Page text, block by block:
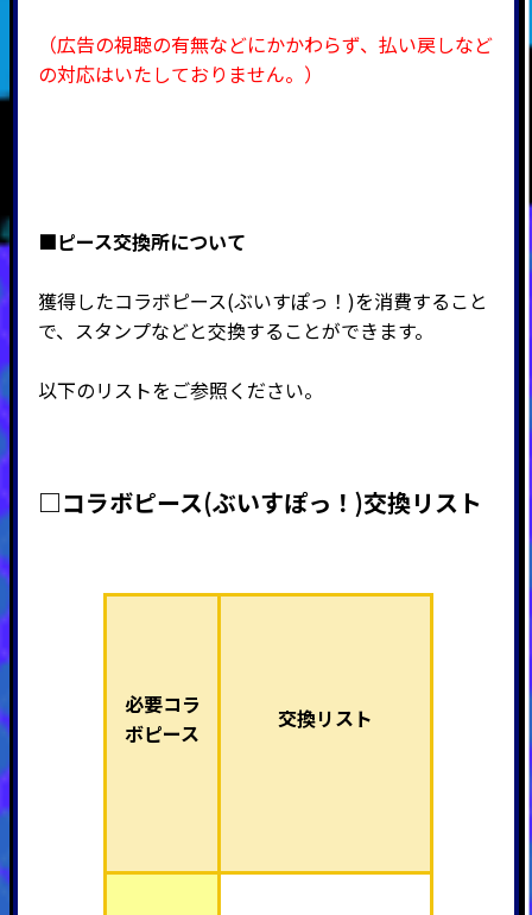
（広告の視聴の有無などにかかわらず、払い戻しなど
の対応はいたしておりません。）
■ピース交換所について
獲得したコラボピース(ぶいすぽっ！)を消費すること
で、スタンプなどと交換することができます。
以下のリストをご参照ください。
□コラボピース(ぶいすぽっ！)交換リスト
必要コラ
ボピース
交換リスト